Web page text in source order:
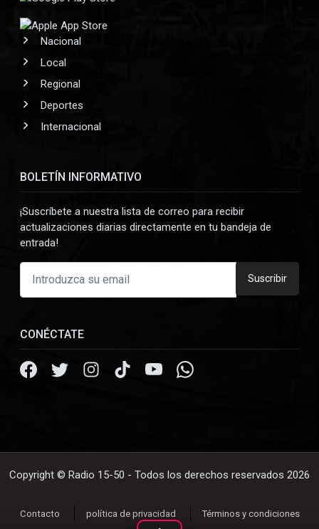
Nacional
Local
Regional
Deportes
Internacional
BOLETÍN INFORMATIVO
¡Suscríbete a nuestra lista de correo para recibir
actualizaciones diarias directamente en tu bandeja de
entrada!
Suscribir
CONÉCTATE
Copyright © Radio 15-50 - Todos los derechos reservados 2026
Contacto política de privacidad Términos y condiciones